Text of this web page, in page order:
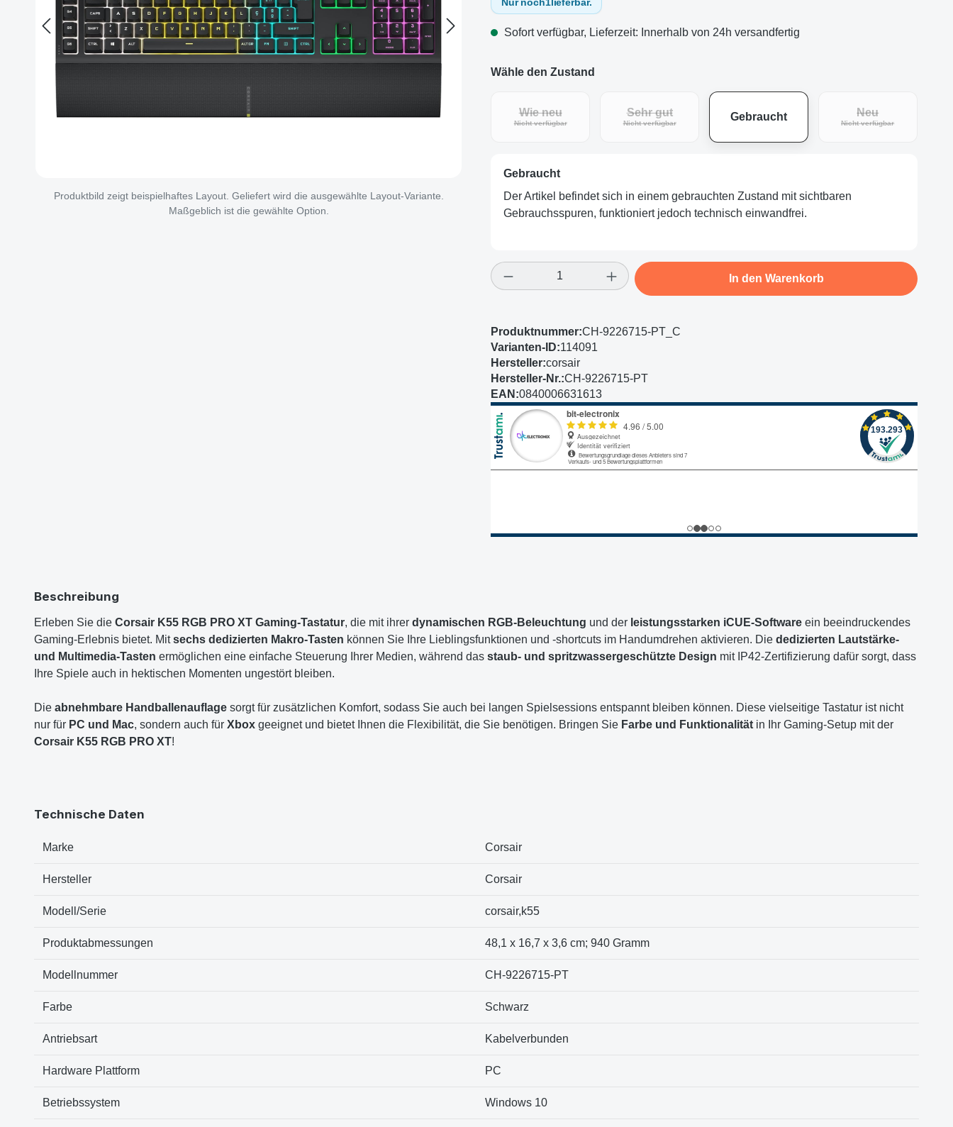
Produktbild zeigt beispielhaftes Layout. Geliefert wird die ausgewählte Layout-Variante.
Maßgeblich ist die gewählte Option.
Sofort verfügbar, Lieferzeit: Innerhalb von 24h versandfertig
Wähle den Zustand
Wie neu
Nicht verfügbar(Diese Option ist zurzeit nicht verfügbar.)
Sehr gut
Nicht verfügbar(Diese Option ist zurzeit nicht verfügbar.)
Gebraucht Neu
Nicht verfügbar(Diese Option ist
Gebraucht
Der Artikel befindet sich in einem gebrauchten Zustand mit sichtbaren
Gebrauchsspuren, funktioniert jedoch technisch einwandfrei.
Produkt Anzahl: Gib den gewünschten Wert ein oder
In den Warenkorb
Produktnummer:CH-9226715-PT_C
Varianten-ID:114091
Hersteller:corsair
Hersteller-Nr.:CH-9226715-PT
EAN:0840006631613
Beschreibung
Erleben Sie die Corsair K55 RGB PRO XT Gaming-Tastatur, die mit ihrer dynamischen RGB-Beleuchtung und der leistungsstarken iCUE-Software ein beeindruckendes
Gaming-Erlebnis bietet. Mitsechs dedizierten Makro-Tasten können Sie Ihre Lieblingsfunktionen und -shortcuts im Handumdrehen aktivieren. Die dedizierten Lautstärke-
und Multimedia-Tasten ermöglichen eine einfache Steuerung Ihrer Medien, während das staub- und spritzwassergeschützte Design mit IP42-Zertifizierung dafür sorgt, dass
Ihre Spiele auch in hektischen Momenten ungestört bleiben.
Die abnehmbare Handballenauflage sorgt für zusätzlichen Komfort, sodass Sie auch bei langen Spielsessions entspannt bleiben können. Diese vielseitige Tastatur ist nicht
nur für PC und Mac, sondern auch für Xbox geeignet und bietet Ihnen die Flexibilität, die Sie benötigen. Bringen Sie Farbe und Funktionalität in Ihr Gaming-Setup mit der
Corsair K55 RGB PRO XT!
Technische Daten
Marke ‎Corsair
Hersteller ‎Corsair
Modell/Serie ‎corsair,k55
Produktabmessungen ‎48,1 x 16,7 x 3,6 cm; 940 Gramm
Modellnummer ‎CH-9226715-PT
Farbe ‎Schwarz
Antriebsart ‎Kabelverbunden
Hardware Plattform ‎PC
Betriebssystem ‎Windows 10